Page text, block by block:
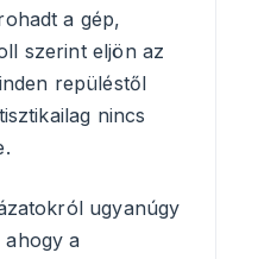
a gép,
szerint eljön az
repüléstől
nincs
ugyanúgy
ahogy a